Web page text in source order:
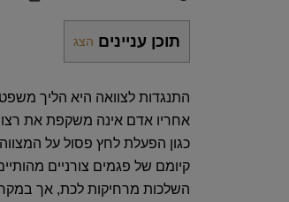
תוכן עניינים הצג
התנגדות לצוואה היא הליך
אחריו אדם אינה משקפת את
כגון הפעלת לחץ פסול על
קיומם של פגמים צורניים
השלכות מרחיקות לכת, אך